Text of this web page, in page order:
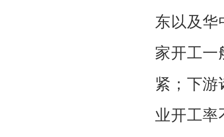
东以及
家开工一
紧；下
业开工率